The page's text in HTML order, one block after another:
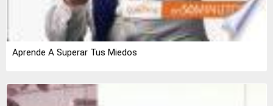
Aprende A Superar Tus Miedos